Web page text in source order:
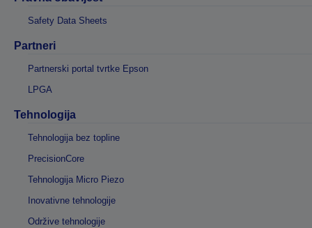
Safety Data Sheets
Partneri
Partnerski portal tvrtke Epson
LPGA
Tehnologija
Tehnologija bez topline
PrecisionCore
Tehnologija Micro Piezo
Inovativne tehnologije
Održive tehnologije